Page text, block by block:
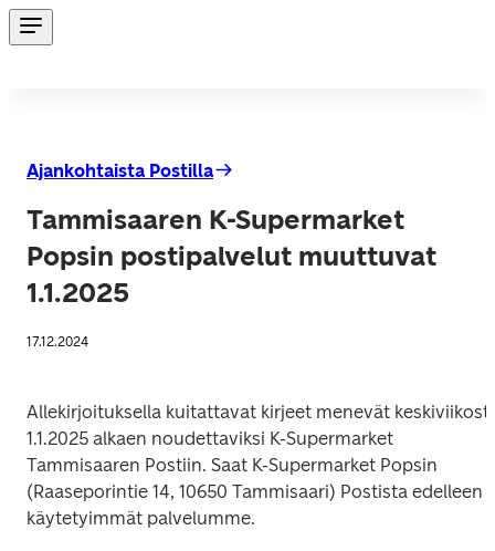
Ajankohtaista Postilla
Tammisaaren K-Supermarket
Popsin postipalvelut muuttuvat
1.1.2025
17.12.2024
Allekirjoituksella kuitattavat kirjeet menevät
1.1.2025 alkaen noudettaviksi K-Supermarket
Tammisaaren Postiin. Saat K-Supermarket Popsin
(Raaseporintie 14, 10650 Tammisaari) Postista edelleen
käytetyimmät palvelumme.